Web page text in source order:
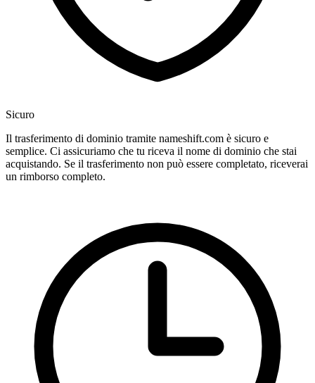
Sicuro
Il trasferimento di dominio tramite nameshift.com è sicuro e
semplice. Ci assicuriamo che tu riceva il nome di dominio che stai
acquistando. Se il trasferimento non può essere completato, riceverai
un rimborso completo.